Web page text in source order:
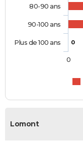
0
80-90 ans
90-100 ans
Plus de 100 ans
0
Lomont